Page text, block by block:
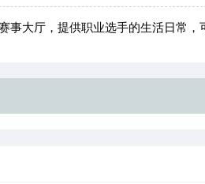
事大厅，提供职业选手的生活日常，